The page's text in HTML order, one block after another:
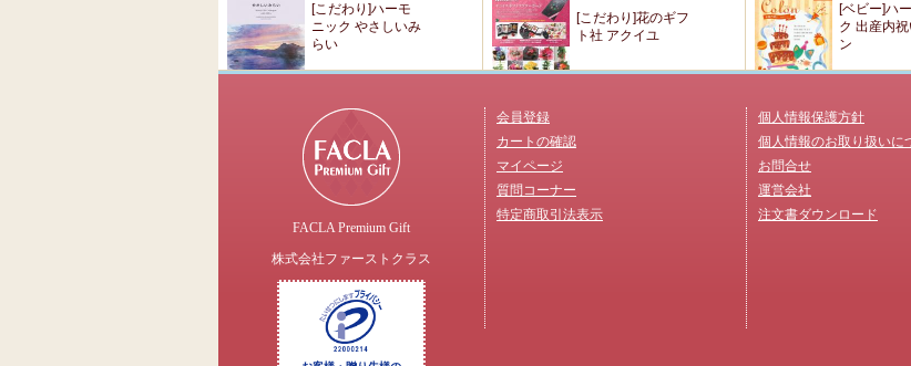
[こだわり]ハーモ
ニック やさしいみ
らい
[こだわり]花のギフ
ト社 アクイユ
[ベビー]ハ
ク 出産内祝
ン
FACLA Premium Gift
株式会社ファーストクラス
会員登録
カートの確認
マイページ
質問コーナー
特定商取引法表示
個人情報保護方針
個人情報のお取り扱いに
お問合せ
運営会社
注文書ダウンロード